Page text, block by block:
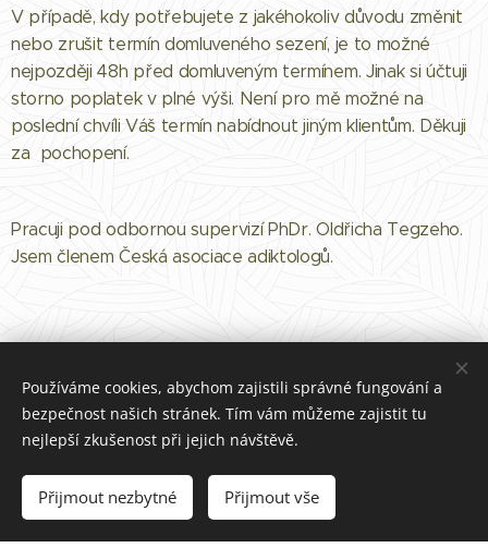
V případě, kdy potřebujete z jakéhokoliv důvodu změnit
nebo zrušit termín domluveného sezení, je to možné
nejpozději 48h před domluveným termínem. Jinak si účtuji
storno poplatek v plné výši. Není pro mě možné na
poslední chvíli Váš termín nabídnout jiným klientům. Děkuji
za pochopení.
Pracuji pod odbornou supervizí PhDr. Oldřicha Tegzeho.
Jsem členem Česká asociace adiktologů.
Eliška Němečková, Jana Babáka 3, Brno Královo Pole,
nemeckova.eli@email.cz
Vytvořeno službou Webnode
Používáme cookies, abychom zajistili správné fungování a
bezpečnost našich stránek. Tím vám můžeme zajistit tu
nejlepší zkušenost při jejich návštěvě.
Přijmout nezbytné Přijmout vše